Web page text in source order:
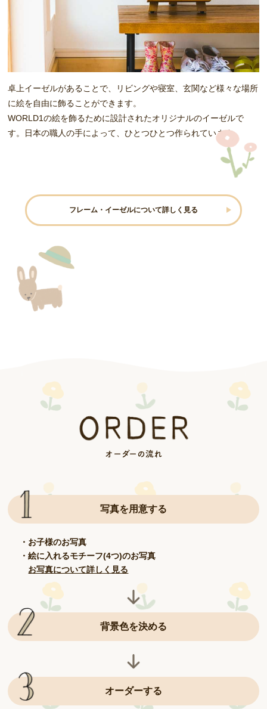
卓上イーゼルがあることで、リビングや寝室、玄関など様々な場所
に絵を自由に飾ることができます。
WORLD1の絵を飾るために設計されたオリジナルのイーゼルで
す。日本の職人の手によって、ひとつひとつ作られています。
フレーム・イーゼルについて詳しく見る
オーダーの流れ
写真を用意する
・お子様のお写真
・絵に入れるモチーフ(4つ)のお写真
お写真について詳しく見る
背景色を決める
オーダーする